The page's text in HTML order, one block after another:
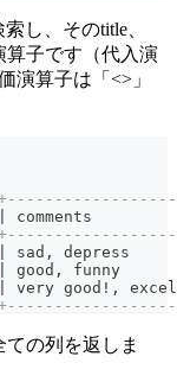
し、そのtitle、
算子です（代入演
演算子は「<>」
sad ,
good ,
very good ! ,
の列を返しま